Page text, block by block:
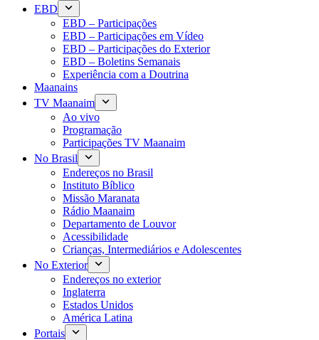
EBD
EBD – Participações
EBD – Participações em Vídeo
EBD – Participações do Exterior
EBD – Boletins Semanais
Experiência com a Doutrina
Maanains
TV Maanaim
Ao vivo
Programação
Participações TV Maanaim
No Brasil
Endereços no Brasil
Instituto Bíblico
Missão Maranata
Rádio Maanaim
Departamento de Louvor
Acessibilidade
Crianças, Intermediários e Adolescentes
No Exterior
Endereços no exterior
Inglaterra
Estados Unidos
América Latina
Portais